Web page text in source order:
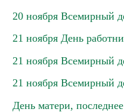
20 ноября Всемирный
21 ноября День
21 ноября Всемирный
21 ноября Всемирный
День матери,